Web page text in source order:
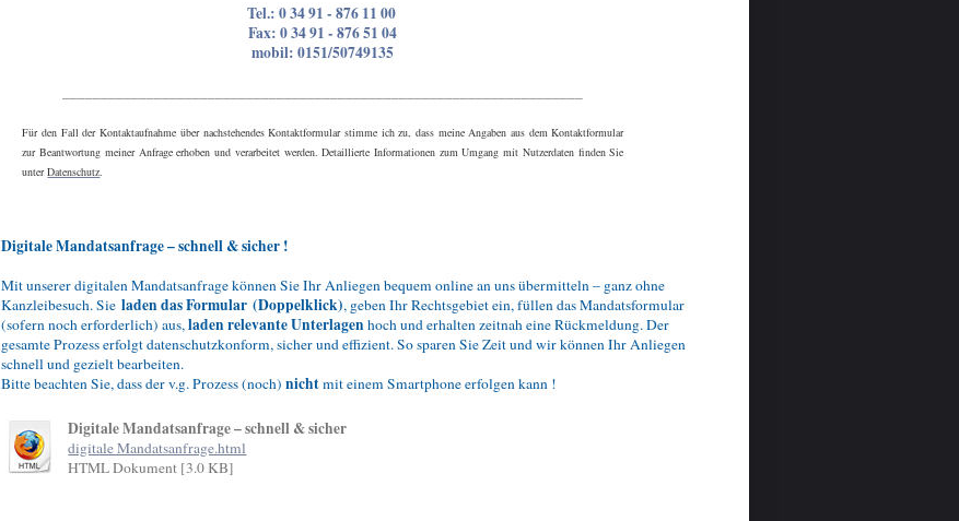
Tel.: 0 34 91 - 876 11 00
Fax: 0 34 91 - 876 51 04
mobil: 0151/50749135
Für den Fall der Kontaktaufnahme über nachstehendes Kontaktformular stimme ich zu, dass meine Angaben aus dem Kontaktformular
zur Beantwortung meiner Anfrage erhoben und verarbeitet werden. Detaillierte Informationen zum Umgang mit Nutzerdaten finden Sie
unter Datenschutz.
Digitale Mandatsanfrage – schnell & sicher !
Mit unserer digitalen Mandatsanfrage können Sie Ihr Anliegen bequem online an uns übermitteln – ganz ohne
Kanzleibesuch. Sieladen das Formular (Doppelklick), geben Ihr Rechtsgebiet ein, füllen das Mandatsformular
(sofern noch erforderlich) aus,laden relevante Unterlagenhoch und erhalten zeitnah eine Rückmeldung. Der
gesamte Prozess erfolgt datenschutzkonform, sicher und effizient. So sparen Sie Zeit und wir können Ihr Anliegen
schnell und gezielt bearbeiten.
Bitte beachten Sie, dass der v.g. Prozess (noch)nichtmit einem Smartphone erfolgen kann !
Digitale Mandatsanfrage – schnell & sicher
digitale Mandatsanfrage.html
HTML Dokument [3.0 KB]